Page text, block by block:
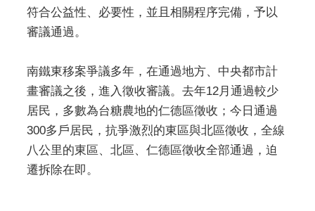
符合公益性、必要性，並且相關程序完備，予以
審議通過。
南鐵東移案爭議多年，在通過地方、中央都市計
畫審議之後，進入徵收審議。去年12月通過較少
居民，多數為台糖農地的仁德區徵收；今日通過
300多戶居民，抗爭激烈的東區與北區徵收，全線
八公里的東區、北區、仁德區徵收全部通過，迫
遷拆除在即。